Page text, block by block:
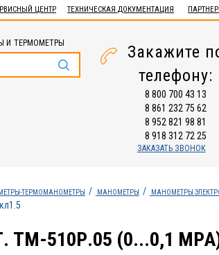
ЦЕНТР ТЕХНИЧЕСКАЯ ДОКУМЕНТАЦИЯ
И ТЕРМОМЕТРЫ
Закажите
телефону:
8 800 700 43 13
8 861 232 75 62
8 952 821 98 81
8 918 312 72 25
ЗАКАЗАТЬ ЗВОНОК
ТЕРМОМАНОМЕТРЫ МАНОМЕТРЫ МАНОМЕТРЫ
510Р.05 (0...0,1